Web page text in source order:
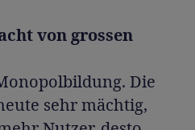
von grossen
Die
sehr mächtig,